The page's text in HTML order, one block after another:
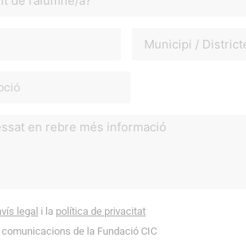
legal i la política de privacitat
de la Fundació CIC